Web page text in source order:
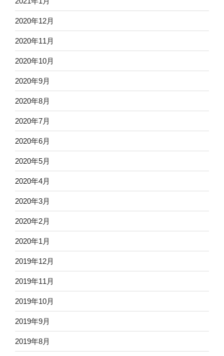
2020年12月
2020年11月
2020年10月
2020年9月
2020年8月
2020年7月
2020年6月
2020年5月
2020年4月
2020年3月
2020年2月
2020年1月
2019年12月
2019年11月
2019年10月
2019年9月
2019年8月